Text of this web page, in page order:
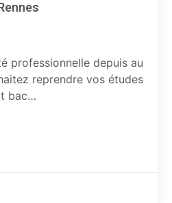
professionnelle depuis au
reprendre vos études
bac…